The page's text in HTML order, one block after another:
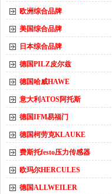
欧洲综合品牌
美国综合品牌
日本综合品牌
德国PILZ皮尔兹
德国哈威HAWE
意大利ATOS阿托斯
德国IFM易福门
德国柯劳克KLAUKE
费斯托festo压力传感器
欧玛尔HERCULES
德国ALLWEILER